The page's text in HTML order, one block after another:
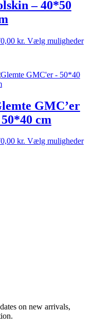
– 40*50
kr. Vælg muligheder
GMC’er
cm
kr. Vælg muligheder
on new arrivals,